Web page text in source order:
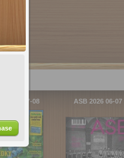
2026 07-08 ASB 2026 06-07